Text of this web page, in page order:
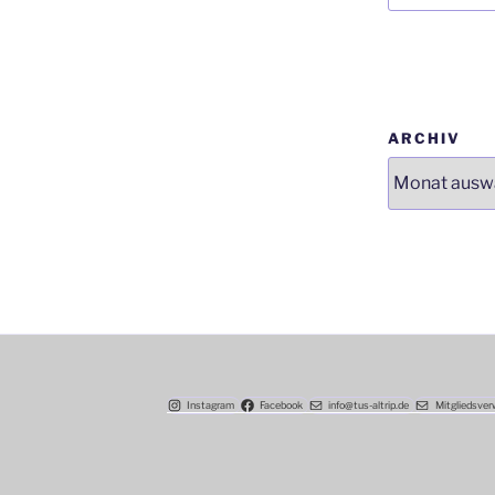
ARCHIV
Instagram Facebook info@tus-altrip.de